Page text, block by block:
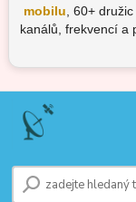
mobilu , 60+
kanálů, frekvencí a